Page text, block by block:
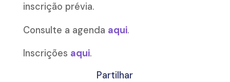
inscrição prévia.
Consulte a agenda aqui.
Inscrições aqui.
Partilhar